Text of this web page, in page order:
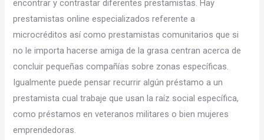
encontrar y contrastar diferentes prestamistas. Hay
prestamistas online especializados referente a
microcréditos así­ como prestamistas comunitarios que si
no le importa hacerse amiga de la grasa centran acerca de
concluir pequeñas compañías sobre zonas específicas.
Igualmente puede pensar recurrir algún préstamo a un
prestamista cual trabaje que usan la raíz social específica,
como préstamos en veteranos militares o bien mujeres
emprendedoras.